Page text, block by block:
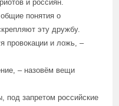
и россиян.
понятия о
эту дружбу.
провокации и ложь, –
– назовём вещи
под запретом российские